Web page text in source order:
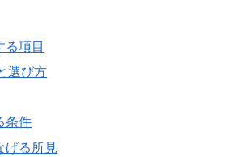
る項目
選び方
条件
げる所見